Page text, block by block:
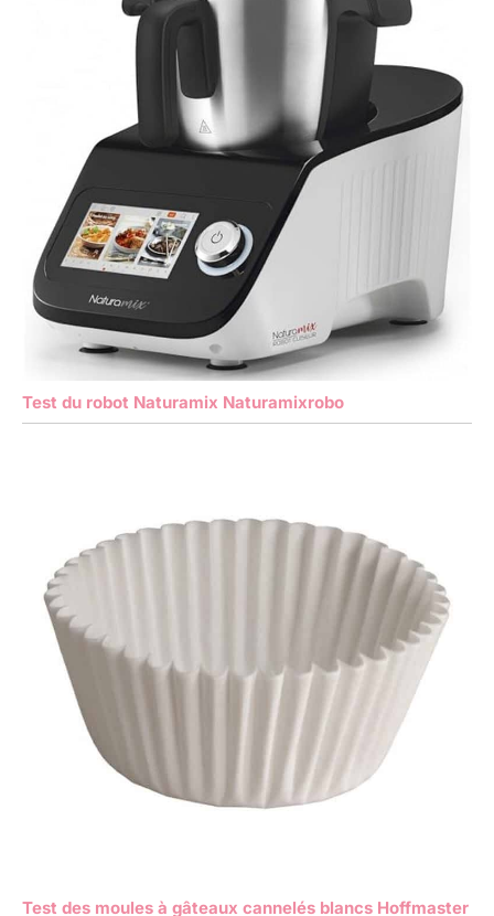
Test du robot Naturamix Naturamixrobo
Test des moules à gâteaux cannelés blancs Hoffmaster